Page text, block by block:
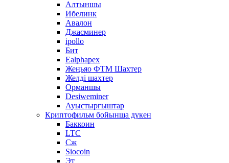
Алтыншы
Ибелинк
Авалон
Джасминер
ipollo
Бит
Ealphapex
Жеңьяо ФТМ Шахтер
Желді шахтер
Орманшы
Desiweminer
Ауыстырғыштар
Криптофильм бойынша дүкен
Баккоин
LTC
Сж
Siocoin
Эт